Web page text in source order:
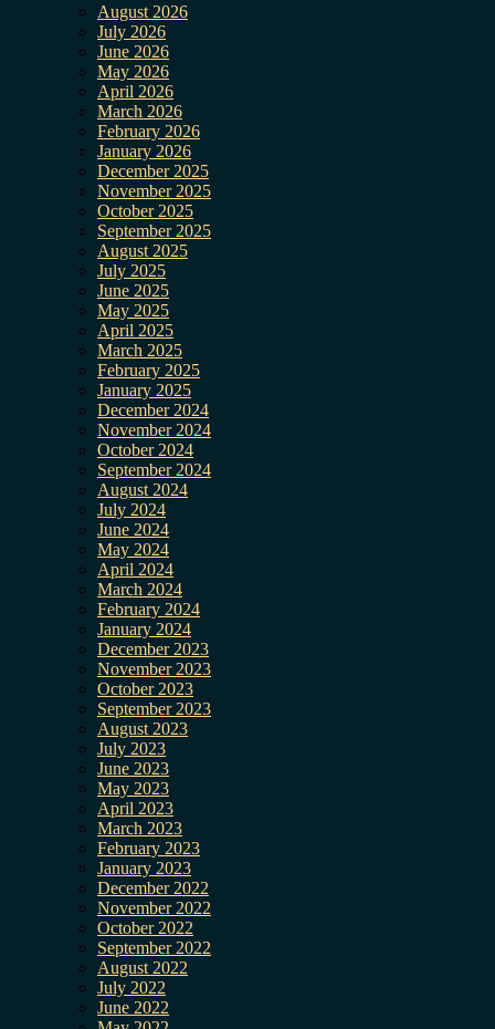
August 2026
July 2026
June 2026
May 2026
April 2026
March 2026
February 2026
January 2026
December 2025
November 2025
October 2025
September 2025
August 2025
July 2025
June 2025
May 2025
April 2025
March 2025
February 2025
January 2025
December 2024
November 2024
October 2024
September 2024
August 2024
July 2024
June 2024
May 2024
April 2024
March 2024
February 2024
January 2024
December 2023
November 2023
October 2023
September 2023
August 2023
July 2023
June 2023
May 2023
April 2023
March 2023
February 2023
January 2023
December 2022
November 2022
October 2022
September 2022
August 2022
July 2022
June 2022